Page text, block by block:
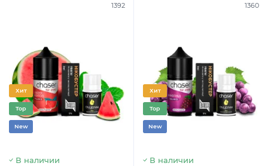
1392
Хит
Top
New
В наличии
1360
Хит
Top
New
В наличии